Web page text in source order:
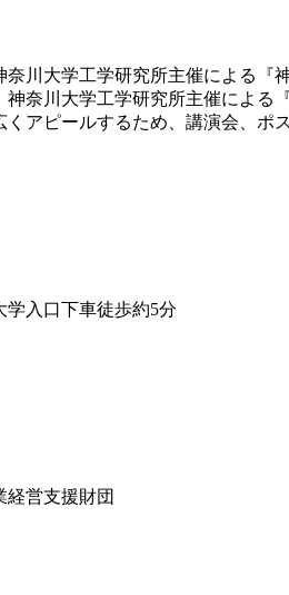
川大学工学研究所主催による『
奈川大学工学研究所主催による
アピールするため、講演会、ポ
入口下車徒歩約5分
営支援財団